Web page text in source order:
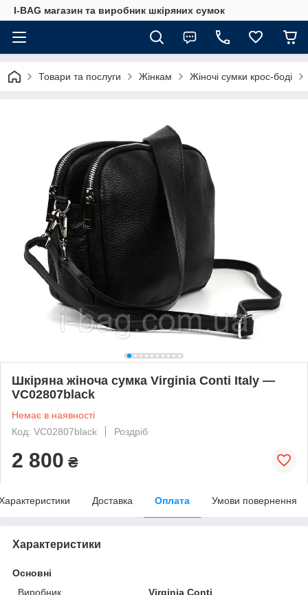
I-BAG магазин та виробник шкіряних сумок
Товари та послуги Жінкам Жіночі сумки крос-боді
Шкіряна жіноча сумка Virginia Conti Italy —
VC02807black
Немає в наявності
Код: VC02807black
Роздріб
2 800 ₴
Доставка Оплата Умови повернення
Характеристики
Основні
Виробник
Virginia Conti